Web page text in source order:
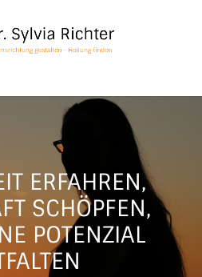
ERFAHREN,
SCHÖPFEN,
POTENZIAL